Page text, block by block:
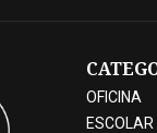
OFICINA
ESCOLAR